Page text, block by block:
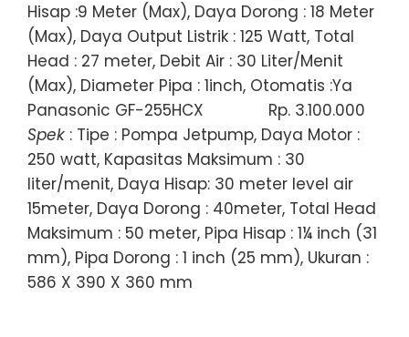
Hisap :9 Meter (Max), Daya Dorong : 18 Meter
(Max), Daya Output Listrik : 125 Watt, Total
Head : 27 meter, Debit Air : 30 Liter/Menit
(Max), Diameter Pipa : 1inch, Otomatis :Ya
Panasonic GF-255HCX
Rp. 3.100.000
Spek : Tipe : Pompa Jetpump, Daya Motor :
250 watt, Kapasitas Maksimum : 30
liter/menit, Daya Hisap: 30 meter level air
15meter, Daya Dorong : 40meter, Total Head
Maksimum : 50 meter, Pipa Hisap : 1¼ inch (31
mm), Pipa Dorong : 1 inch (25 mm), Ukuran :
586 X 390 X 360 mm